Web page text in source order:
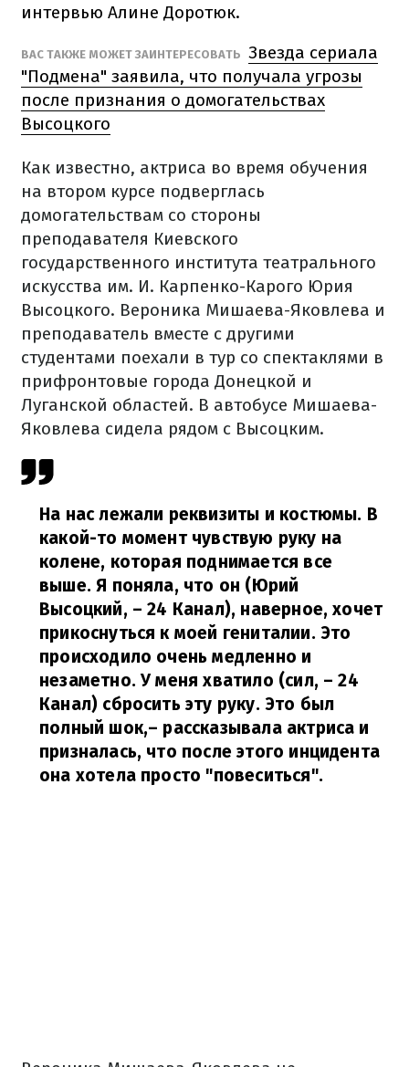
интервью Алине Доротюк.
ВАС ТАКЖЕ МОЖЕТ ЗАИНТЕРЕСОВАТЬ Звезда сериала
"Подмена" заявила, что получала угрозы
после признания о домогательствах
Высоцкого
Как известно, актриса во время обучения
на втором курсе подверглась
домогательствам со стороны
преподавателя Киевского
государственного института театрального
искусства им. И. Карпенко-Карого Юрия
Высоцкого. Вероника Мишаева-Яковлева и
преподаватель вместе с другими
студентами поехали в тур со спектаклями в
прифронтовые города Донецкой и
Луганской областей. В автобусе Мишаева-
Яковлева сидела рядом с Высоцким.
На нас лежали реквизиты и костюмы. В
какой-то момент чувствую руку на
колене, которая поднимается все
выше. Я поняла, что он (Юрий
Высоцкий, – 24 Канал), наверное, хочет
прикоснуться к моей гениталии. Это
происходило очень медленно и
незаметно. У меня хватило (сил, – 24
Канал) сбросить эту руку. Это был
полный шок,– рассказывала актриса и
призналась, что после этого инцидента
она хотела просто "повеситься".